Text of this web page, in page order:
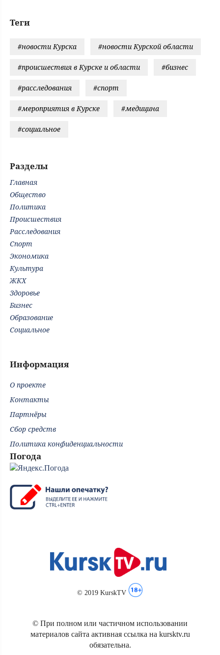
Теги
#новости Курска #новости Курской области
#происшествия в Курске и области #бизнес
#расследования #спорт
#мероприятия в Курске #медицина
#социальное
Разделы
Главная
Общество
Политика
Происшествия
Расследования
Спорт
Экономика
Культура
ЖКХ
Здоровье
Бизнес
Образование
Социальное
Информация
О проекте
Контакты
Партнёры
Сбор средств
Политика конфиденциальности
Погода
© 2019 KurskTV
© При полном или частичном использовании
материалов сайта активная ссылка на kursktv.ru
обязательна.